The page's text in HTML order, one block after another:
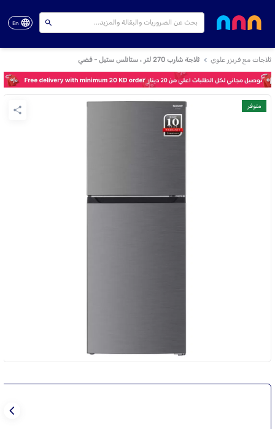
En
ثلاجات مع فريزر علوي ثلاجة شارب 270 لتر ، ستانلس ستيل - فضي
متوفر